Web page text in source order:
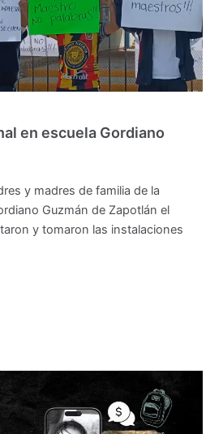
en escuela Gordiano
y madres de familia de la
Guzmán de Zapotlán el
y tomaron las instalaciones